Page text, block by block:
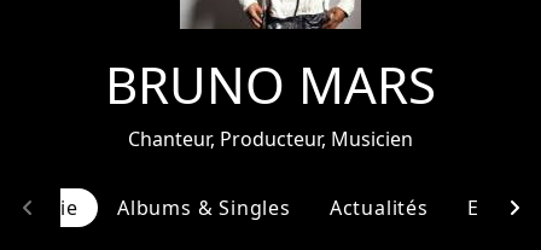
BRUNO MARS
Chanteur, Producteur, Musicien
Albums & Singles Actualités
chevron_left chevron_right